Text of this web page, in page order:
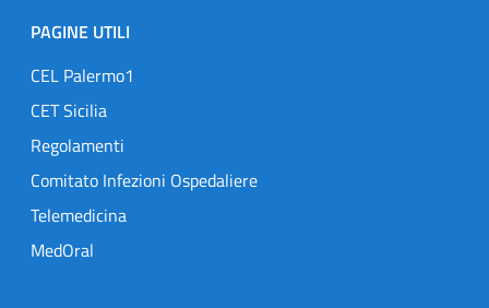
PAGINE UTILI
CEL Palermo1
CET Sicilia
Regolamenti
Comitato Infezioni Ospedaliere
Telemedicina
MedOral